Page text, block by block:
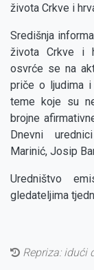
života Crkve i
Središnja
života Crkve i
osvrće se na
priče o ljudima i
teme koje su
brojne
Dnevni
Marinić, Josip
Uredništvo
gledateljima
Repriza: idući